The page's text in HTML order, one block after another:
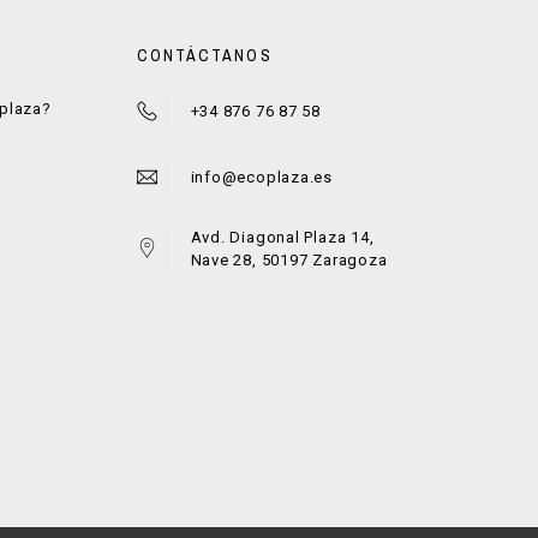
CONTÁCTANOS
+34 876 76 87 58
info@ecoplaza.es
Avd. Diagonal Plaza 14,
Nave 28, 50197 Zaragoza